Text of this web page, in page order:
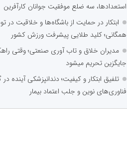
استعدادها، سه ضلع موفقیت جوانان کارآفرین
ابتکار در حمایت از باشگاه‌ها و خلاقیت در
همگانی؛ کلید طلایی پیشرفت ورزش کشور
مدیران خلاق و تاب آوری صنعتی؛ وقتی
جایگزین تحریم میشود
تلفیق ابتکار و کیفیت؛ دندانپزشکی آینده در
فناوری‌های نوین و جلب اعتماد بیمار